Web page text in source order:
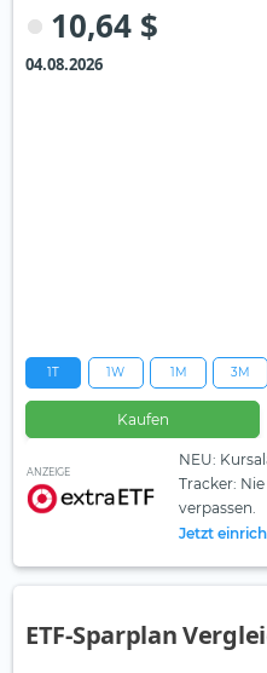
10,64 $
04.08.2026
1T 1W 1M 3M
Kaufen
ANZEIGE
NEU:
Tracker:
verpassen.
Jetzt
ETF-Sparplan